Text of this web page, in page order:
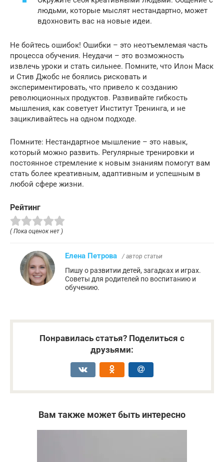
людьми, которые мыслят нестандартно, может
вдохновить вас на новые идеи.
Не бойтесь ошибок! Ошибки – это неотъемлемая часть
процесса обучения. Неудачи – это возможность
извлечь уроки и стать сильнее. Помните, что Илон Маск
и Стив Джобс не боялись рисковать и
экспериментировать, что привело к созданию
революционных продуктов. Развивайте гибкость
мышления, как советует Институт Тренинга, и не
зацикливайтесь на одном подходе.
Помните: Нестандартное мышление – это навык,
который можно развить. Регулярные тренировки и
постоянное стремление к новым знаниям помогут вам
стать более креативным, адаптивным и успешным в
любой сфере жизни.
Рейтинг
( Пока оценок нет )
Елена Петрова / автор статьи
Пишу о развитии детей, загадках и играх.
Советы для родителей по воспитанию и
обучению.
Понравилась статья? Поделиться с
друзьями:
Вам также может быть интересно